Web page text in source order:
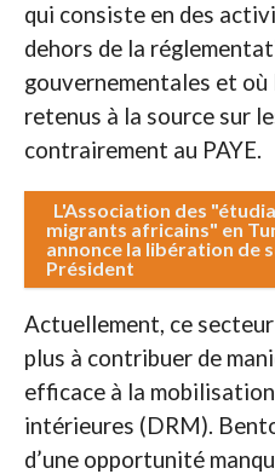
qui consiste en des
dehors de la
gouvernementales et
retenus à la source sur
contrairement au PAYE.
L'Association des
migrants africains" en
annonce la libération de
Président
Actuellement, ce
plus à contribuer de
efficace à la
intérieures (DRM).
d’une opportunité